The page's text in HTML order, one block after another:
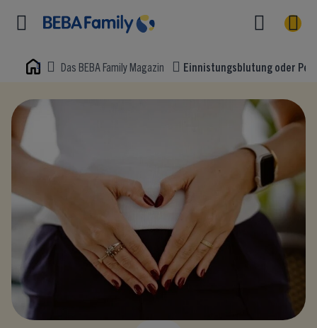
Home Das BEBA Family Magazin Einnistungsblutung oder